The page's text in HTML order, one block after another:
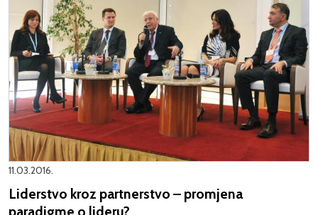
11.03.2016.
Liderstvo kroz partnerstvo – promjena
paradigme o lideru?